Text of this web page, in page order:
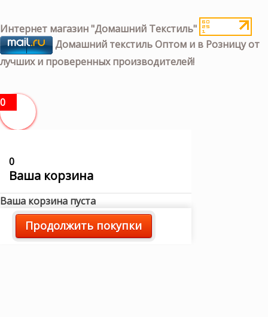
Интернет магазин "Домашний Текстиль"
Домашний текстиль Оптом и в Розницу от
лучших и проверенных производителей!
0
0
Ваша корзина
Ваша корзина пуста
Продолжить покупки